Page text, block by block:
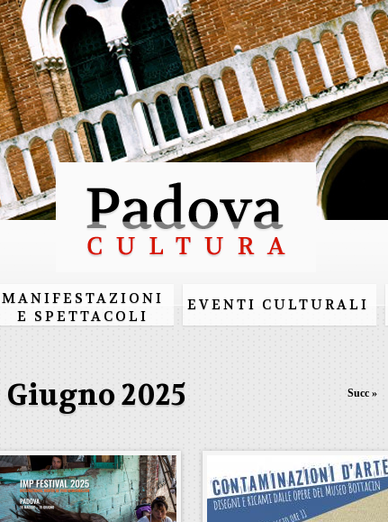
Salta al
contenuto
principale
MANIFESTAZIONI
E SPETTACOLI
EVENTI CULTURALI
Giugno 2025 Succ »